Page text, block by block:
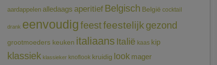
aardappelen alledaags aperitief Belgisch België cocktail
drank eenvoudigfeestfeestelijk gezond
grootmoeders keuken italiaans Italië kaas kip
klassiek klassieker knoflook kruidig look mager